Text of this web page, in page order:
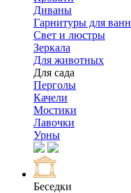
Диваны
Гарнитуры для ванн
Свет и люстры
Зеркала
Для животных
Для сада
Перголы
Качели
Мостики
Лавочки
Урны
Беседки